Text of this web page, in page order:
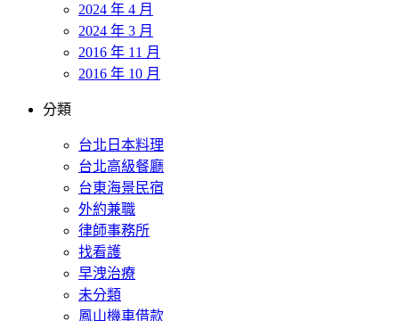
2024 年 4 月
2024 年 3 月
2016 年 11 月
2016 年 10 月
分類
台北日本料理
台北高級餐廳
台東海景民宿
外約兼職
律師事務所
找看護
早洩治療
未分類
鳳山機車借款